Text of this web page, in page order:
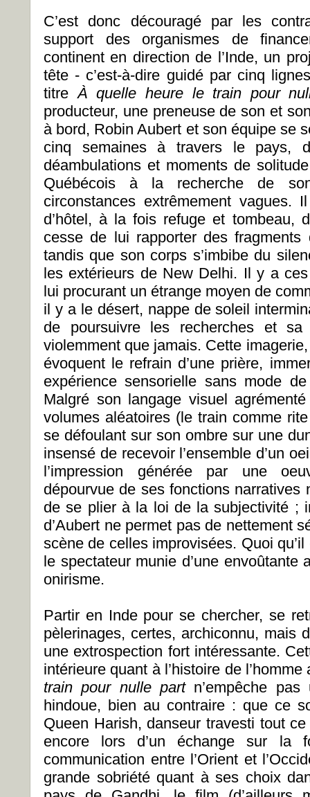
C’est donc découragé par les
support des organismes de
continent en direction de l’Inde, un
tête - c’est-à-dire guidé par cinq
titreÀ quelle heure le train pour
producteur, une preneuse de son et
à bord, Robin Aubert et son équipe se
cinq semaines à travers le pays,
déambulations et moments de
Québécois à la recherche de
circonstances extrêmement vagues.
d’hôtel, à la fois refuge et tombeau,
cesse de lui rapporter des fragments
tandis que son corps s’imbibe du
les extérieurs de New Delhi. Il y a
lui procurant un étrange moyen de
il y a le désert, nappe de soleil
de poursuivre les recherches et sa
violemment que jamais. Cette
évoquent le refrain d’une prière,
expérience sensorielle sans mode
Malgré son langage visuel
volumes aléatoires (le train comme
se défoulant sur son ombre sur une
insensé de recevoir l’ensemble d’un
l’impression générée par une
dépourvue de ses fonctions narratives
de se plier à la loi de la subjectivité ;
d’Aubert ne permet pas de nettement
scène de celles improvisées. Quoi
le spectateur munie d’une envoûtante
onirisme.
Partir en Inde pour se chercher, se
pèlerinages, certes, archiconnu, mais
une extrospection fort intéressante.
intérieure quant à l’histoire de
train pour nulle part n’empêche
hindoue, bien au contraire : que ce
Queen Harish, danseur travesti tout
encore lors d’un échange sur la
communication entre l’Orient et
grande sobriété quant à ses choix